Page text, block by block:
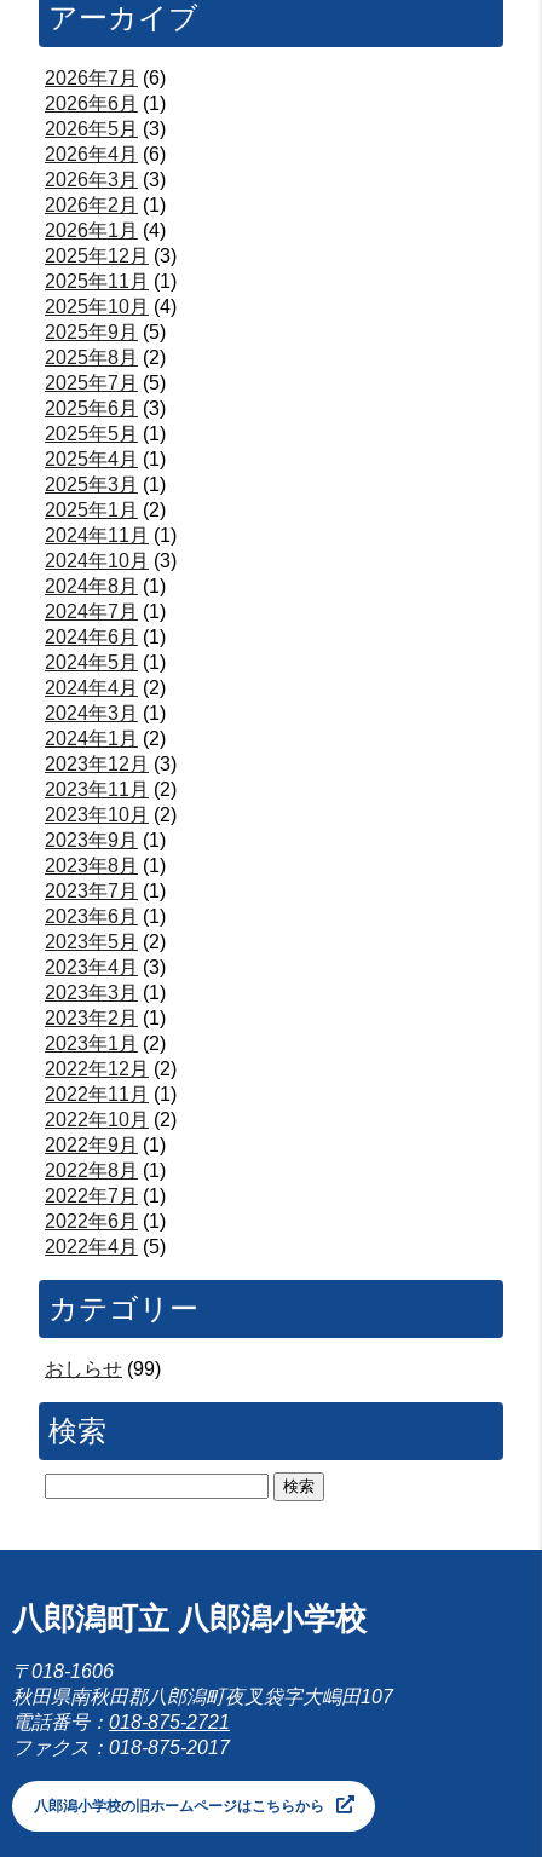
アーカイブ
2026年7月 (6)
2026年6月 (1)
2026年5月 (3)
2026年4月 (6)
2026年3月 (3)
2026年2月 (1)
2026年1月 (4)
2025年12月 (3)
2025年11月 (1)
2025年10月 (4)
2025年9月 (5)
2025年8月 (2)
2025年7月 (5)
2025年6月 (3)
2025年5月 (1)
2025年4月 (1)
2025年3月 (1)
2025年1月 (2)
2024年11月 (1)
2024年10月 (3)
2024年8月 (1)
2024年7月 (1)
2024年6月 (1)
2024年5月 (1)
2024年4月 (2)
2024年3月 (1)
2024年1月 (2)
2023年12月 (3)
2023年11月 (2)
2023年10月 (2)
2023年9月 (1)
2023年8月 (1)
2023年7月 (1)
2023年6月 (1)
2023年5月 (2)
2023年4月 (3)
2023年3月 (1)
2023年2月 (1)
2023年1月 (2)
2022年12月 (2)
2022年11月 (1)
2022年10月 (2)
2022年9月 (1)
2022年8月 (1)
2022年7月 (1)
2022年6月 (1)
2022年4月 (5)
カテゴリー
おしらせ (99)
検索
八郎潟町立 八郎潟小学校
〒018-1606
秋田県南秋田郡八郎潟町夜叉袋字大嶋田107
電話番号： 018-875-2721
ファクス：018-875-2017
八郎潟小学校の旧ホームページはこちらから